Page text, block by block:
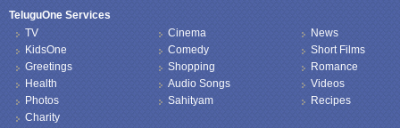
TeluguOne Services
TV
KidsOne
Greetings
Health
Photos
Charity
Cinema
Comedy
Shopping
Audio Songs
Sahityam
News
Short Films
Romance
Videos
Recipes